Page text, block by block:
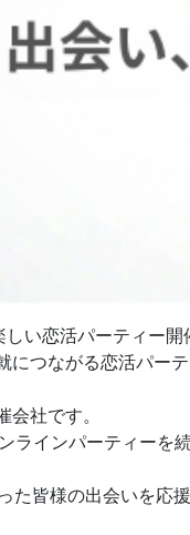
い恋活パーティー
つながる恋活パー
社です。
ラインパーティーを
皆様の出会いを応